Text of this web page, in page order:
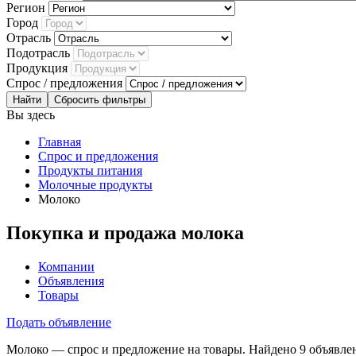
Регион
Город
Отрасль
Подотрасль
Продукция
Спрос / предложения
Сбросить фильтры
Вы здесь
Главная
Спрос и предложения
Продукты питания
Молочные продукты
Молоко
Покупка и продажа молока
Компании
Объявления
Товары
Подать объявление
Молоко — спрос и предложение на товары. Найдено 9